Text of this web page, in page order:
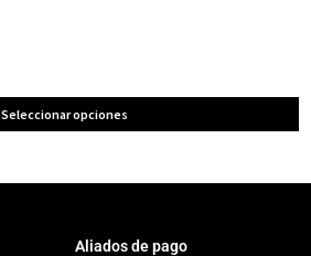
Seleccionar opciones
Aliados de pago